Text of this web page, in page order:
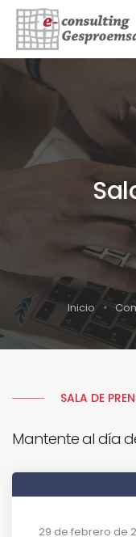
Inicio
SALA DE
Mantente al día
29 de febrero de